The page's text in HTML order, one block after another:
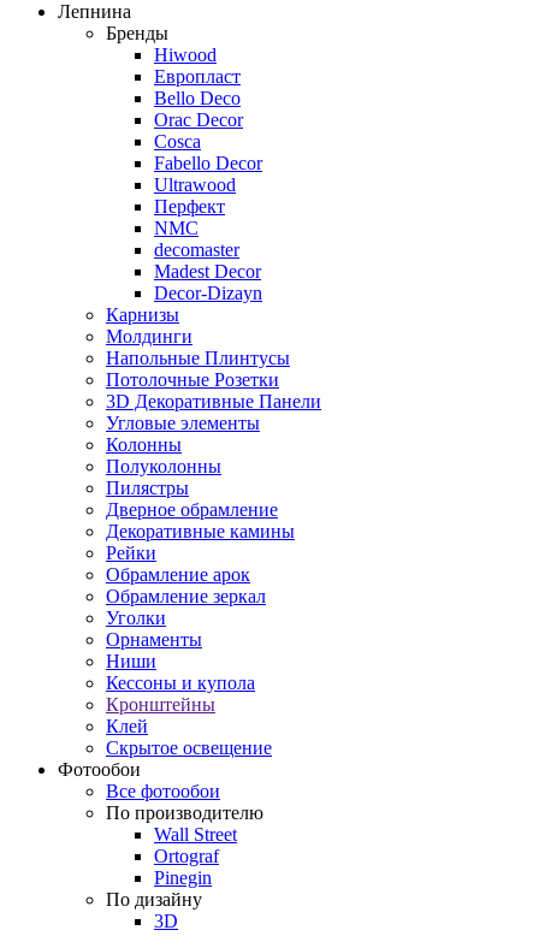
Лепнина
Бренды
Hiwood
Европласт
Bello Deco
Orac Decor
Cosca
Fabello Decor
Ultrawood
Перфект
NMC
decomaster
Madest Decor
Decor-Dizayn
Карнизы
Молдинги
Напольные Плинтусы
Потолочные Розетки
3D Декоративные Панели
Угловые элементы
Колонны
Полуколонны
Пилястры
Дверное обрамление
Декоративные камины
Рейки
Обрамление арок
Обрамление зеркал
Уголки
Орнаменты
Ниши
Кессоны и купола
Кронштейны
Клей
Скрытое освещение
Фотообои
Все фотообои
По производителю
Wall Street
Ortograf
Pinegin
По дизайну
3D